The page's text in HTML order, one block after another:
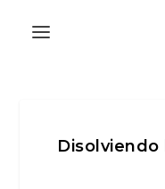
Disolviendo